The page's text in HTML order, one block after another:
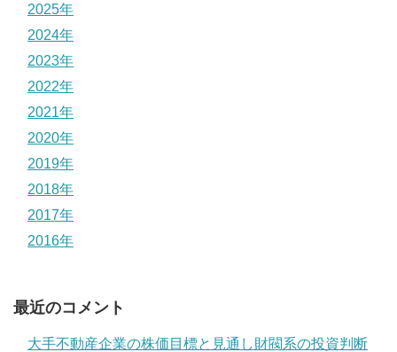
2025年
2024年
2023年
2022年
2021年
2020年
2019年
2018年
2017年
2016年
最近のコメント
大手不動産企業の株価目標と見通し財閥系の投資判断